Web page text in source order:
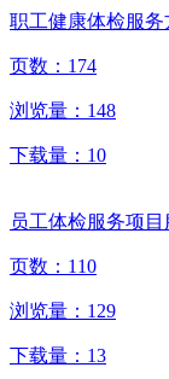
职工健康体检服务
页数： 174
浏览量： 148
下载量： 10
员工体检服务项
页数： 110
浏览量： 129
下载量： 13